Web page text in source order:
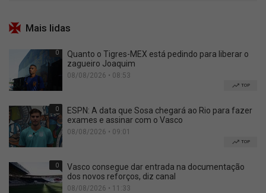
Mais lidas
0
Quanto o Tigres-MEX está pedindo para liberar o
zagueiro Joaquim
08/08/2026 • 08:53
TOP
0
ESPN: A data que Sosa chegará ao Rio para fazer
exames e assinar com o Vasco
08/08/2026 • 09:01
TOP
0
Vasco consegue dar entrada na documentação
dos novos reforços, diz canal
08/08/2026 • 11:33